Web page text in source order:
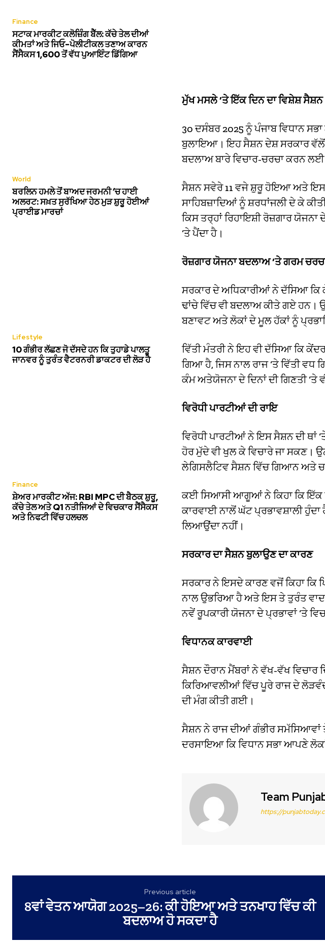
Finance
ਸਟਾਕ ਮਾਰਕੀਟ ਕਲੋਜ਼ਿੰਗ ਬੈੱਲ: ਕੱਚੇ ਤੇਲ ਦੀਆਂ
ਕੀਮਤਾਂ ਅਤੇ ਜਿਓ-ਪੋਲੀਟੀਕਲ ਤਣਾਅ ਕਾਰਨ
ਸੈਂਸੈਕਸ 1,600 ਤੋਂ ਵੱਧ ਪੁਆਇੰਟ ਡਿੱਗਿਆ
World
ਬਰਲਿਨ ਹਮਲੇ ਤੋਂ ਬਾਅਦ ਜਰਮਨੀ ‘ਚ ਹਾਈ
ਅਲਰਟ: ਸਖ਼ਤ ਸੁਰੱਖਿਆ ਹੇਠ ਮੁੜ ਸ਼ੁਰੂ ਹੋਈਆਂ
ਪ੍ਰਾਈਡ ਮਾਰਚਾਂ
Lifestyle
10 ਗੰਭੀਰ ਲੱਛਣ ਜੋ ਦੱਸਦੇ ਹਨ ਕਿ ਤੁਹਾਡੇ ਪਾਲਤੂ
ਜਾਨਵਰ ਨੂੰ ਤੁਰੰਤ ਵੈਟਰਨਰੀ ਡਾਕਟਰ ਦੀ ਲੋੜ ਹੈ
Finance
ਸ਼ੇਅਰ ਮਾਰਕੀਟ ਅੱਜ: RBI MPC ਦੀ ਬੈਠਕ ਸ਼ੁਰੂ,
ਕੱਚੇ ਤੇਲ ਅਤੇ Q1 ਨਤੀਜਿਆਂ ਦੇ ਵਿਚਕਾਰ ਸੈਂਸੈਕਸ
ਅਤੇ ਨਿਫਟੀ ਵਿੱਚ ਹਲਚਲ
ਮੁੱਖ ਮਸਲੇ ‘ਤੇ ਇੱਕ ਦਿਨ ਦਾ ਵਿਸ਼ੇਸ਼ ਸੈਸ਼ਨ
30 ਦਸੰਬਰ 2025 ਨੂੰ ਪੰਜਾਬ ਵਿਧਾਨ
ਬੁਲਾਇਆ। ਇਹ ਸੈਸ਼ਨ ਦੇਸ਼ ਸਰਕਾਰ ਵੱਲੋਂ
ਬਦਲਾਅ ਬਾਰੇ ਵਿਚਾਰ-ਚਰਚਾ ਕਰਨ
ਸੈਸ਼ਨ ਸਵੇਰੇ 11 ਵਜੇ ਸ਼ੁਰੂ ਹੋਇਆ ਅਤੇ ਇਸ
ਸਾਹਿਬਜ਼ਾਦਿਆਂ ਨੂੰ ਸ਼ਰਧਾਂਜਲੀ ਦੇ ਕੇ
ਕਿਸ ਤਰ੍ਹਾਂ ਰਿਹਾਇਸ਼ੀ ਰੋਜ਼ਗਾਰ
‘ਤੇ ਪੈਂਦਾ ਹੈ।
ਰੋਜ਼ਗਾਰ ਯੋਜਨਾ ਬਦਲਾਅ ‘ਤੇ ਗਰਮ
ਸਰਕਾਰ ਦੇ ਅਧਿਕਾਰੀਆਂ ਨੇ ਦੱਸਿਆ ਕਿ
ਢਾਂਚੇ ਵਿੱਚ ਵੀ ਬਦਲਾਅ ਕੀਤੇ ਗਏ ਹਨ।
ਬਣਾਵਟ ਅਤੇ ਲੋਕਾਂ ਦੇ ਮੂਲ ਹੱਕਾਂ ਨੂੰ
ਵਿੱਤੀ ਮੰਤਰੀ ਨੇ ਇਹ ਵੀ ਦੱਸਿਆ ਕਿ
ਗਿਆ ਹੈ, ਜਿਸ ਨਾਲ ਰਾਜ ‘ਤੇ ਵਿੱਤੀ
ਕੰਮ ਅਤੇਯੋਜਨਾ ਦੇ ਦਿਨਾਂ ਦੀ ਗਿਣਤੀ ‘ਤੇ
ਵਿਰੋਧੀ ਪਾਰਟੀਆਂ ਦੀ ਰਾਇ
ਵਿਰੋਧੀ ਪਾਰਟੀਆਂ ਨੇ ਇਸ ਸੈਸ਼ਨ ਦੀ ਥਾਂ
ਹੋਰ ਮੁੱਦੇ ਵੀ ਖੁਲ ਕੇ ਵਿਚਾਰੇ ਜਾ ਸਕਣ।
ਲੇਗਿਸਲੈਟਿਵ ਸੈਸ਼ਨ ਵਿੱਚ ਗਿਆਨ ਅਤੇ
ਕਈ ਸਿਆਸੀ ਆਗੂਆਂ ਨੇ ਕਿਹਾ ਕਿ ਇੱਕ
ਕਾਰਵਾਈ ਨਾਲੋਂ ਘੱਟ ਪ੍ਰਭਾਵਸ਼ਾਲੀ
ਲਿਆਉਂਦਾ ਨਹੀਂ।
ਸਰਕਾਰ ਦਾ ਸੈਸ਼ਨ ਬੁਲਾਉਣ ਦਾ ਕਾਰਣ
ਸਰਕਾਰ ਨੇ ਇਸਦੇ ਕਾਰਣ ਵਜੋਂ ਕਿਹਾ ਕਿ
ਨਾਲ ਉਭਰਿਆ ਹੈ ਅਤੇ ਇਸ ਤੇ ਤੁਰੰਤ
ਨਵੇਂ ਰੂਪਕਾਰੀ ਯੋਜਨਾ ਦੇ ਪ੍ਰਭਾਵਾਂ ‘ਤੇ
ਵਿਧਾਨਕ ਕਾਰਵਾਈ
ਸੈਸ਼ਨ ਦੌਰਾਨ ਮੈਂਬਰਾਂ ਨੇ ਵੱਖ-ਵੱਖ ਵਿਚਾਰ
ਕਿਰਿਆਵਲੀਆਂ ਵਿੱਚ ਪੂਰੇ ਰਾਜ ਦੇ
ਦੀ ਮੰਗ ਕੀਤੀ ਗਈ।
ਸੈਸ਼ਨ ਨੇ ਰਾਜ ਦੀਆਂ ਗੰਭੀਰ ਸਮੱਸਿਆਵਾਂ
ਦਰਸਾਇਆ ਕਿ ਵਿਧਾਨ ਸਭਾ ਆਪਣੇ ਲੋਕਾਂ
Team
https://
Previous article
8ਵਾਂ ਵੇਤਨ ਆਯੋਗ 2025–26: ਕੀ ਹੋਇਆ ਅਤੇ ਤਨਖਾਹ ਵਿੱਚ ਕੀ
ਬਦਲਾਅ ਹੋ ਸਕਦਾ ਹੈ